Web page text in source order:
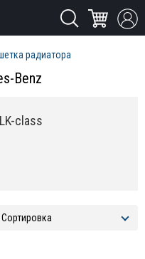
радиатора
Benz
class